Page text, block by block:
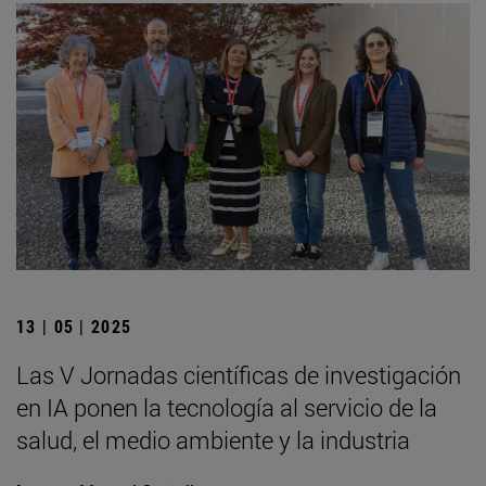
13 | 05 | 2025
Las V Jornadas científicas de investigación
en IA ponen la tecnología al servicio de la
salud, el medio ambiente y la industria